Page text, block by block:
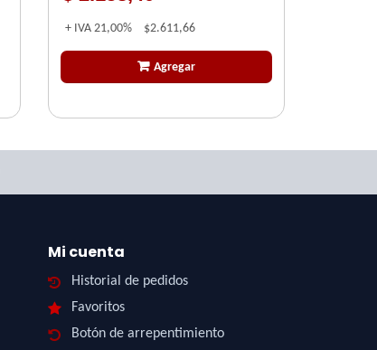
+ IVA 21,00% $2.611,66
Agregar
Mi cuenta
Historial de pedidos
Favoritos
Botón de arrepentimiento